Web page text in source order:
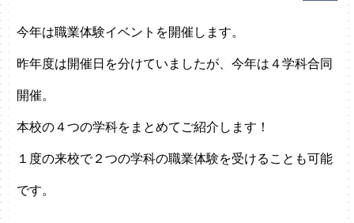
今年は職業体験イベントを開催します。
昨年度は開催日を分けていましたが、今年は４学科合同
開催。
本校の４つの学科をまとめてご紹介します！
１度の来校で２つの学科の職業体験を受けることも可能
です。